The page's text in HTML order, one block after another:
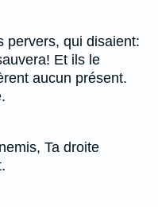
pervers, qui disaient:
Et ils le
aucun présent.
Ta droite